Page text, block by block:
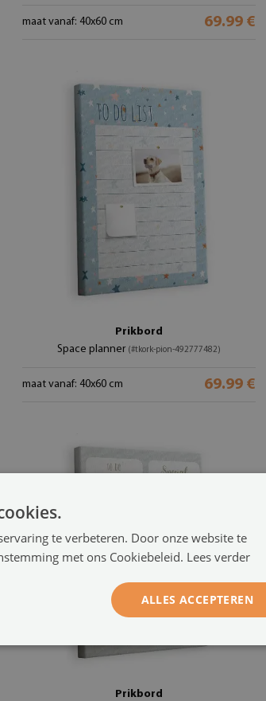
maat vanaf: 40x60 cm 69.99 €
Prikbord
Space planner (#tkork-pion-492777482)
maat vanaf: 40x60 cm 69.99 €
Prikbord
te verbeteren. Door onze website te
met ons Cookiebeleid. Lees verder
ALLES ACCEPTEREN